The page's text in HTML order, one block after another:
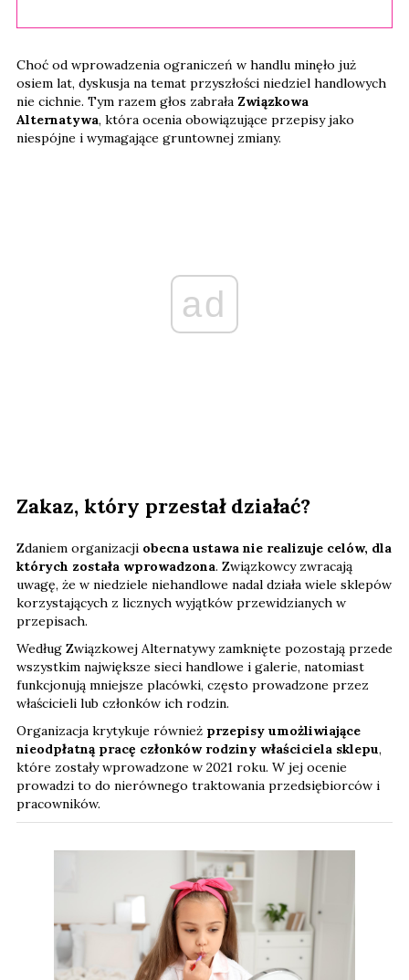
Choć od wprowadzenia ograniczeń w handlu minęło już
osiem lat, dyskusja na temat przyszłości niedziel handlowych
nie cichnie. Tym razem głos zabrała Związkowa
Alternatywa, która ocenia obowiązujące przepisy jako
niespójne i wymagające gruntownej zmiany.
ad
Zakaz, który przestał działać?
Zdaniem organizacji obecna ustawa nie realizuje celów, dla
których została wprowadzona. Związkowcy zwracają
uwagę, że w niedziele niehandlowe nadal działa wiele sklepów
korzystających z licznych wyjątków przewidzianych w
przepisach.
Według Związkowej Alternatywy zamknięte pozostają przede
wszystkim największe sieci handlowe i galerie, natomiast
funkcjonują mniejsze placówki, często prowadzone przez
właścicieli lub członków ich rodzin.
Organizacja krytykuje również przepisy umożliwiające
nieodpłatną pracę członków rodziny właściciela sklepu,
które zostały wprowadzone w 2021 roku. W jej ocenie
prowadzi to do nierównego traktowania przedsiębiorców i
pracowników.